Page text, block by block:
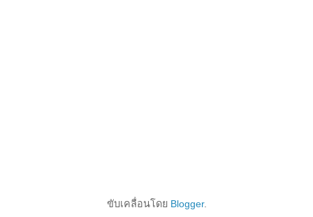
ขับเคลื่อนโดย Blogger.